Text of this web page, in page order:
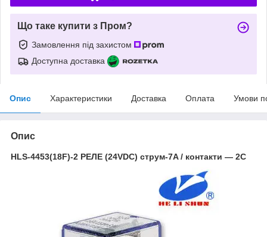
Що таке купити з Пром?
Замовлення під захистом
Доступна доставка
Опис Характеристики Доставка Оплата Умови
Опис
HLS-4453(18F)-2 РЕЛЕ (24VDC) струм-7A / контакти — 2С